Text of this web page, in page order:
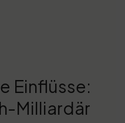
Einflüsse:
Milliardär